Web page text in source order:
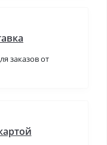
заказов от